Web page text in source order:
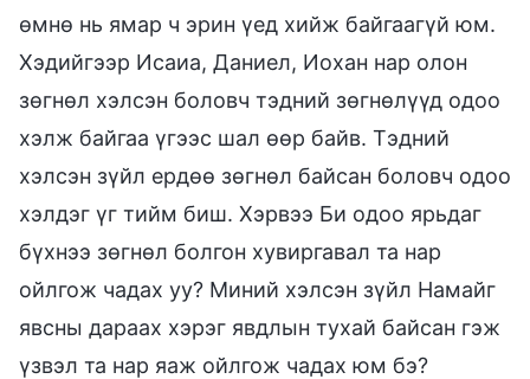
өмнө нь ямар ч эрин үед хийж байгаагүй юм.
Хэдийгээр Исаиа, Даниел, Иохан нар олон
зөгнөл хэлсэн боловч тэдний зөгнөлүүд одоо
хэлж байгаа үгээс шал өөр байв. Тэдний
хэлсэн зүйл ердөө зөгнөл байсан боловч одоо
хэлдэг үг тийм биш. Хэрвээ Би одоо ярьдаг
бүхнээ зөгнөл болгон хувиргавал та нар
ойлгож чадах уу? Миний хэлсэн зүйл Намайг
явсны дараах хэрэг явдлын тухай байсан гэж
үзвэл та нар яаж ойлгож чадах юм бэ?